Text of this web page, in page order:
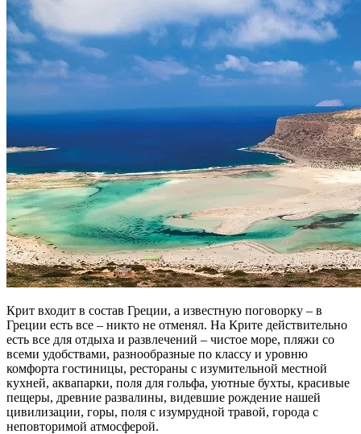
Крит входит в состав Греции, а известную поговорку – в
Греции есть все – никто не отменял. На Крите действительно
есть все для отдыха и развлечений – чистое море, пляжи со
всеми удобствами, разнообразные по классу и уровню
комфорта гостиницы, рестораны с изумительной местной
кухней, аквапарки, поля для гольфа, уютные бухты, красивые
пещеры, древние развалины, видевшие рождение нашей
цивилизации, горы, поля с изумрудной травой, города с
неповторимой атмосферой.